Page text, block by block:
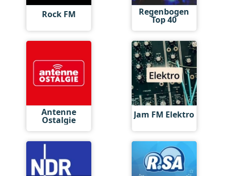
Rock FM Regenbogen
Top 40
Antenne
Ostalgie Jam FM Elektro